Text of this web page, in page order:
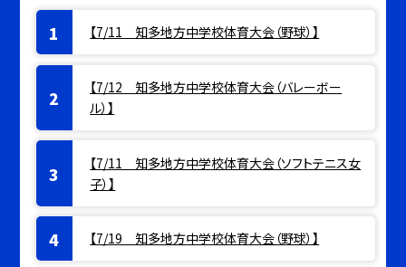
【7/11 知多地方中学校体育大会（野球）】
【7/12 知多地方中学校体育大会（バレーボー
ル）】
【7/11 知多地方中学校体育大会（ソフトテニス女
子）】
【7/19 知多地方中学校体育大会（野球）】